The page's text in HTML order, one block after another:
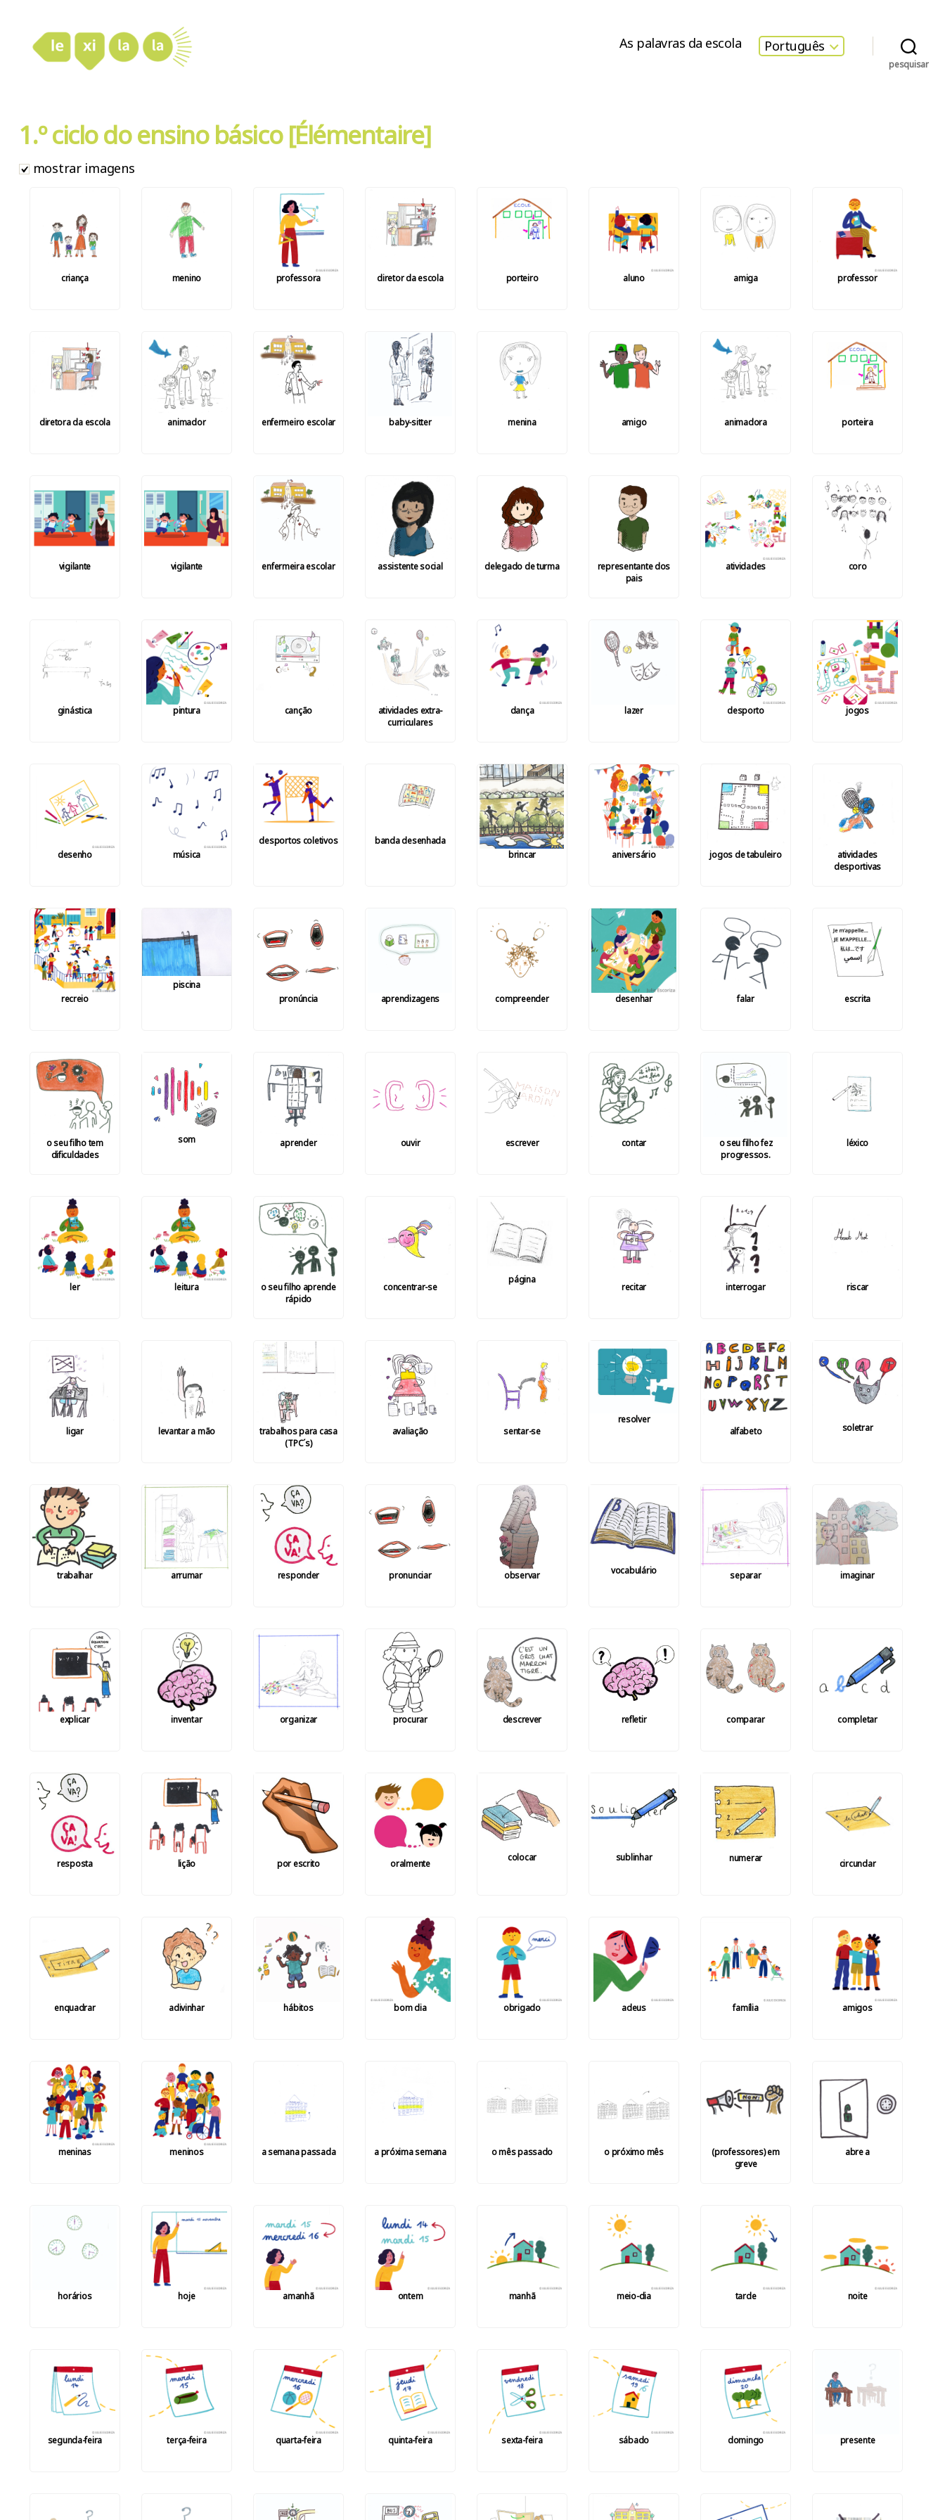
As palavras da escola Português
pesquisar
1.º ciclo do ensino básico [Élémentaire]
mostrar imagens
criança menino professora diretor da escola porteiro aluno amiga professor
diretora da escola animador enfermeiro escolar baby-sitter menina amigo animadora porteira
vigilante vigilante enfermeira escolar assistente social delegado de turma
representante dos
pais
atividades coro
ginástica pintura canção
atividades extra-
curriculares
dança lazer desporto jogos
desenho música
desportos coletivos
banda desenhada
brincar
aniversário jogos de tabuleiro
atividades
desportivas
recreio
piscina
pronúncia
aprendizagens compreender desenhar falar escrita
o seu filho tem
dificuldades
som aprender ouvir escrever contar
o seu filho fez
progressos.
léxico
ler leitura
o seu filho aprende
rápido
concentrar-se
página
recitar interrogar riscar
ligar levantar a mão
trabalhos para casa
(TPC´s)
avaliação sentar-se
resolver
alfabeto
soletrar
trabalhar arrumar responder pronunciar observar vocabulário separar imaginar
explicar inventar organizar procurar descrever refletir comparar completar
resposta lição por escrito oralmente
colocar sublinhar numerar circundar
enquadrar adivinhar hábitos bom dia obrigado adeus família amigos
meninas meninos a semana passada a próxima semana o mês passado o próximo mês
(professores) em
greve
abre a
horários hoje amanhã ontem manhã meio-dia tarde noite
segunda-feira terça-feira quarta-feira quinta-feira sexta-feira sábado domingo presente